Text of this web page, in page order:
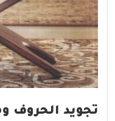
تجويد الحروف